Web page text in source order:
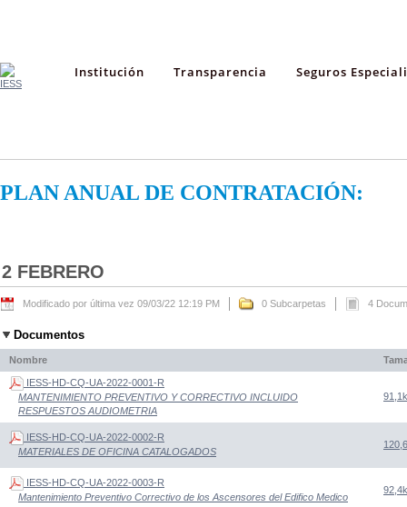
Institución Transparencia Seguros
PLAN ANUAL DE CONTRATACIÓN:
2 FEBRERO
Modificado por última vez 09/03/22 12:19 PM 0 Subcarpetas 4
Documentos
Nombre
IESS-HD-CQ-UA-2022-0001-R
MANTENIMIENTO PREVENTIVO Y CORRECTIVO INCLUIDO
RESPUESTOS AUDIOMETRIA
91,1k
IESS-HD-CQ-UA-2022-0002-R
MATERIALES DE OFICINA CATALOGADOS
IESS-HD-CQ-UA-2022-0003-R
Mantenimiento Preventivo Correctivo de los Ascensores del Edifico Medico
92,4k